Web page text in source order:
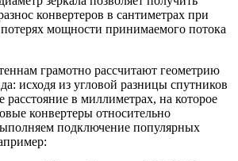
конвертеров в сантиметрах при
мощности принимаемого потока
грамотно рассчитают геометрию
исходя из угловой разницы спутников
расстояние в миллиметрах, на которое
конвертеры относительно
подключение популярных